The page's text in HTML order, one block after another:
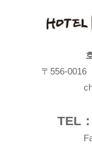
〒556-0016
TEL